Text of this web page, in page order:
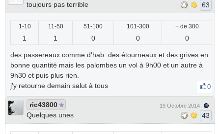
toujours pas terrible
63
1-10 11-50 51-100 101-300 + de 300
1 1 0 0 0
des passereaux comme d'hab. des étourneaux et des grives en
bonne quantité mais les palombes un vol à 9h00 et un autre à
9h30 et puis plus rien.
j'y retourne demain salut à tous
0
ric43800
Quelques unes
19 Octobre 2014
43